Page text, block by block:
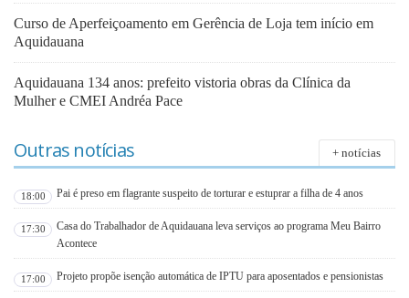
Curso de Aperfeiçoamento em Gerência de Loja tem início em
Aquidauana
Aquidauana 134 anos: prefeito vistoria obras da Clínica da
Mulher e CMEI Andréa Pace
Outras notícias + notícias
18:00 Pai é preso em flagrante suspeito de torturar e estuprar a filha de 4 anos
17:30
Casa do Trabalhador de Aquidauana leva serviços ao programa Meu Bairro
Acontece
17:00 Projeto propõe isenção automática de IPTU para aposentados e pensionistas